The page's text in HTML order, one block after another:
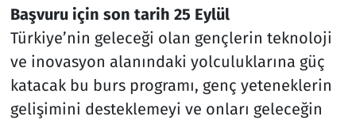
Başvuru için son tarih 25 Eylül
Türkiye’nin geleceği olan gençlerin teknoloji
ve inovasyon alanındaki yolculuklarına güç
katacak bu burs programı, genç yeteneklerin
gelişimini desteklemeyi ve onları geleceğin